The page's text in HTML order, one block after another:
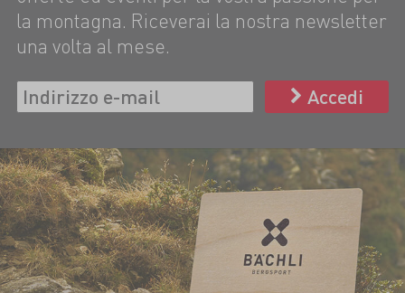
la montagna. Riceverai la nostra newsletter
una volta al mese.
Accedi